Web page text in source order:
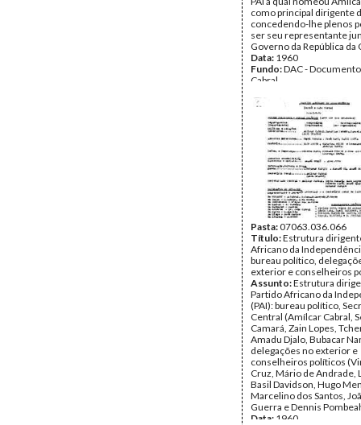
como principal dirigente
concedendo-lhe plenos
ser seu representante
Governo da República da
Data: 1960
Fundo:DAC -
Cabral
Página(s):
1
Pasta:07063.036.066
Título:Estrutura
Africano da
bureau político,
exterior e conselheiros
Assunto:Estrutura
Partido Africano da
(PAI): bureau político,
Central (Amílcar Cabral,
Camará, Zain Lopes,
Amadu Djalo, Bubacar
delegações no exterior e
conselheiros políticos
Cruz, Mário de Andrade,
Basil Davidson, Hugo
Marcelino dos Santos,
Guerra e Dennis
Data: 1960